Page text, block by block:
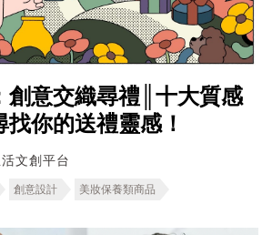
創意交織尋禮║十大質感
你的送禮靈感！
文創平台
創意設計 美妝保養類商品